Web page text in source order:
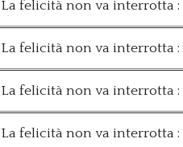
La felicità non va interrotta
La felicità non va interrotta
La felicità non va interrotta
La felicità non va interrotta